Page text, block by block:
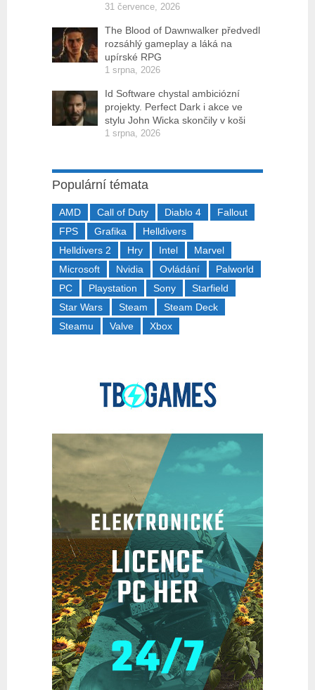
31 července, 2026
The Blood of Dawnwalker předvedl
rozsáhlý gameplay a láká na
upírské RPG
1 srpna, 2026
Id Software chystal ambiciózní
projekty. Perfect Dark i akce ve
stylu John Wicka skončily v koši
1 srpna, 2026
Populární témata
AMD Call of Duty Diablo 4
Fallout
FPS
Grafika
Helldivers
Helldivers 2
Hry Intel
Marvel
Microsoft
Nvidia Ovládání
Palworld
PC
Playstation Sony
Starfield
Star Wars
Steam
Steam Deck
Steamu
Valve Xbox